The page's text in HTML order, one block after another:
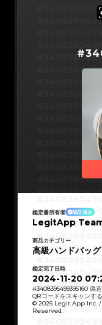
#
鑑定書所有者 認証済み
LegitApp
商品カテゴリー
高級ハンドバッグ
鑑定完了日時
2024-11-20
#3408395499395160 偽
QRコードをスキャンす
© 2026 Legit App Inc.
Reserved.